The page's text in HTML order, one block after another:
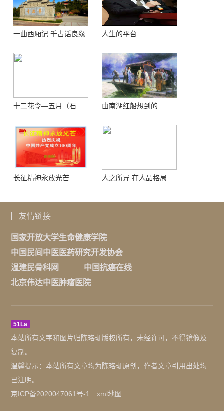
一曲西厢记 千古话良缘 人生的平台
十二花令—五月（石
由南湖红船想到的
长征精神永放光芒 人之所异 在人品格局
友情链接
国家开放大学生命健康学院
中国民间中医医药研究开发协会
温建民骨科网
中国抗癌在线
北京伟达中医肿瘤医院
51La
本站所有文字和图片归陈珞珈版权所有，未经许可，不得镜像及
复制。
温馨提示：本站所有文章均为陈珞珈原创，作者文章引用出处均
已注明。
京ICP备2020047061号-1
xml地图